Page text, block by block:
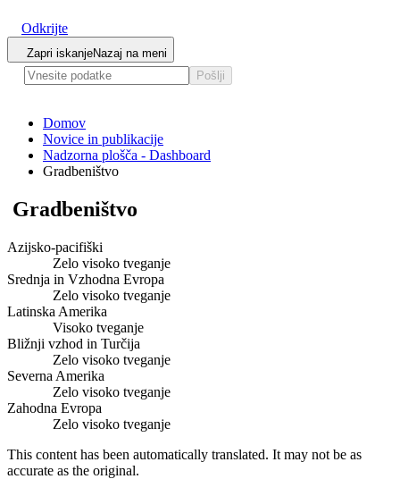
Odkrijte
Zapri iskanjeNazaj na meni
Pošlji
Domov
Novice in publikacije
Nadzorna plošča - Dashboard
Gradbeništvo
Gradbeništvo
Azijsko-pacifiški
Zelo visoko tveganje
Srednja in Vzhodna Evropa
Zelo visoko tveganje
Latinska Amerika
Visoko tveganje
Bližnji vzhod in Turčija
Zelo visoko tveganje
Severna Amerika
Zelo visoko tveganje
Zahodna Evropa
Zelo visoko tveganje
This content has been automatically translated. It may not be as
accurate as the original.